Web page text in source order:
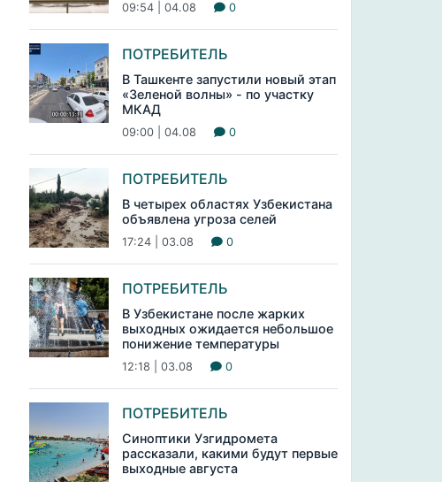
09:54 | 04.08 0
ПОТРЕБИТЕЛЬ
В Ташкенте запустили новый этап
«Зеленой волны» - по участку
МКАД
09:00 | 04.08 0
ПОТРЕБИТЕЛЬ
В четырех областях Узбекистана
объявлена угроза селей
17:24 | 03.08 0
ПОТРЕБИТЕЛЬ
В Узбекистане после жарких
выходных ожидается небольшое
понижение температуры
12:18 | 03.08 0
ПОТРЕБИТЕЛЬ
Синоптики Узгидромета
рассказали, какими будут первые
выходные августа